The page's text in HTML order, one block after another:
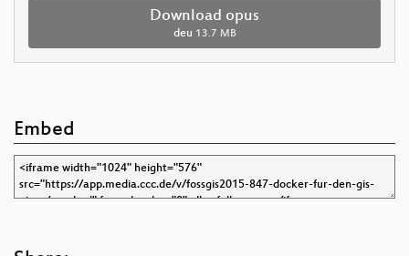
Download opus
deu 13.7 MB
Embed